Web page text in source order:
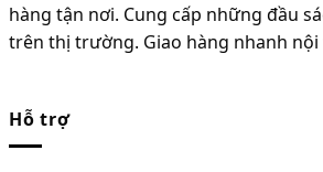
hàng tận nơi. Cung cấp những đầu
trên thị trường. Giao hàng nhanh nội
Hỗ trợ